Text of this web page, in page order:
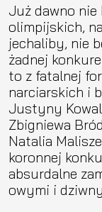
Już dawno
olimpijskich,
jechaliby, nie
żadnej
to z fatalnej
narciarskich i
Justyny
Zbigniewa
Natalia
koronnej
absurdalne
owymi i